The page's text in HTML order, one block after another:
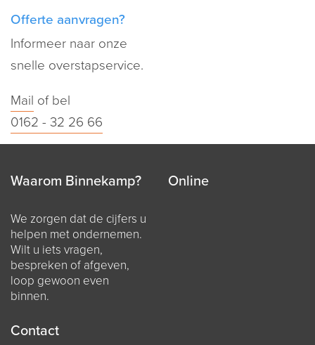
Offerte aanvragen?
Informeer naar onze
snelle overstapservice.
Mail of bel
0162 - 32 26 66
Waarom Binnekamp?
We zorgen dat de cijfers u
helpen met ondernemen.
Wilt u iets vragen,
bespreken of afgeven,
loop gewoon even
binnen.
Online
Contact